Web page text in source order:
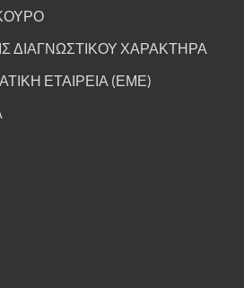
ΔΙΑΓΝΩΣΤΙΚΟΥ ΧΑΡΑΚΤΗΡΑ
ΕΤΑΙΡΕΙΑ (ΕΜΕ)